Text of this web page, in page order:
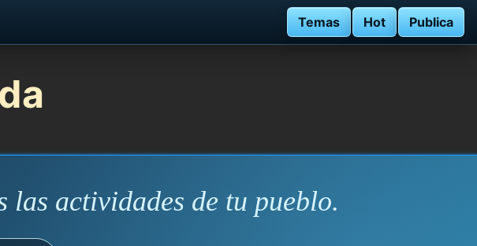
Temas Hot Publica
actividades de tu pueblo.